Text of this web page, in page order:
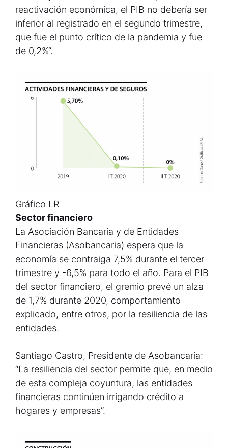
reactivación económica, el PIB no debería ser
inferior al registrado en el segundo trimestre,
que fue el punto crítico de la pandemia y fue
de 0,2%”.
Gráfico LR
Sector financiero
La Asociación Bancaria y de Entidades
Financieras (Asobancaria) espera que la
economía se contraiga 7,5% durante el tercer
trimestre y -6,5% para todo el año. Para el PIB
del sector financiero, el gremio prevé un alza
de 1,7% durante 2020, comportamiento
explicado, entre otros, por la resiliencia de las
entidades.
Santiago Castro, Presidente de Asobancaria:
“La resiliencia del sector permite que, en medio
de esta compleja coyuntura, las entidades
financieras continúen irrigando crédito a
hogares y empresas”.